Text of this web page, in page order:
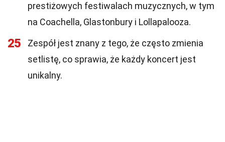
prestiżowych festiwalach muzycznych, w tym
na Coachella, Glastonbury i Lollapalooza.
25
Zespół jest znany z tego, że często zmienia
setlistę, co sprawia, że każdy koncert jest
unikalny.